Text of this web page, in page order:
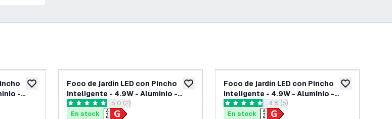
añadir a lista de deseos
-
Cable
reseñas
añadir a lista de deseos
Foco de jardín LED con Pincho
inteligente - 4.9W - Aluminio -
Antracita - IP65 - RGB + CCT -
Cable de 1 metro
abrir el panel de reseñas
5 estrellas de puntuación
5.0 (2)
En stock
añadir a lista
Foco de jardín LED con Pincho
inteligente - 4.9W - Aluminio -
Antracita - IP65 - RGB + CCT -
Cable de 2 metros con enchufe
abrir el panel de reseñas
4.8 estrellas de puntuación
4.8 (5)
En stock